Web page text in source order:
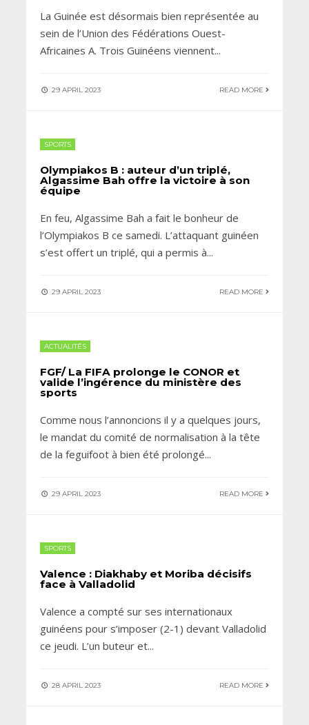
La Guinée est désormais bien représentée au
sein de l’Union des Fédérations Ouest-
Africaines A. Trois Guinéens viennent...
29 APRIL 2023 READ MORE
SPORTS
Olympiakos B : auteur d’un triplé,
Algassime Bah offre la victoire à son
équipe
En feu, Algassime Bah a fait le bonheur de
l’Olympiakos B ce samedi. L’attaquant guinéen
s’est offert un triplé, qui a permis à...
29 APRIL 2023 READ MORE
ACTUALITÉS
FGF/ La FIFA prolonge le CONOR et
valide l’ingérence du ministère des
sports
Comme nous l’annoncions il y a quelques jours,
le mandat du comité de normalisation à la tête
de la feguifoot à bien été prolongé...
29 APRIL 2023 READ MORE
SPORTS
Valence : Diakhaby et Moriba décisifs
face à Valladolid
Valence a compté sur ses internationaux
guinéens pour s’imposer (2-1) devant Valladolid
ce jeudi. L’un buteur et...
28 APRIL 2023 READ MORE